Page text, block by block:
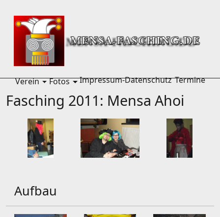
Verein menu Verein
Fotos menu Fotos
Impressum-Datenschutz Termine
Fotos
Fasching 2011: Mensa Ahoi
Aufbau